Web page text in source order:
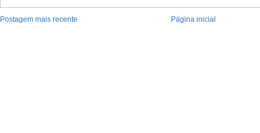
Postagem mais recente Página inicial